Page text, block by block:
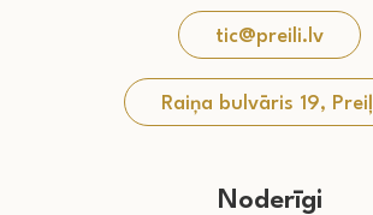
tic@preili.lv
Raiņa bulvāris 19,
Noderīgi